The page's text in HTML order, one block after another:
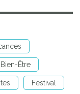
Être
Festival